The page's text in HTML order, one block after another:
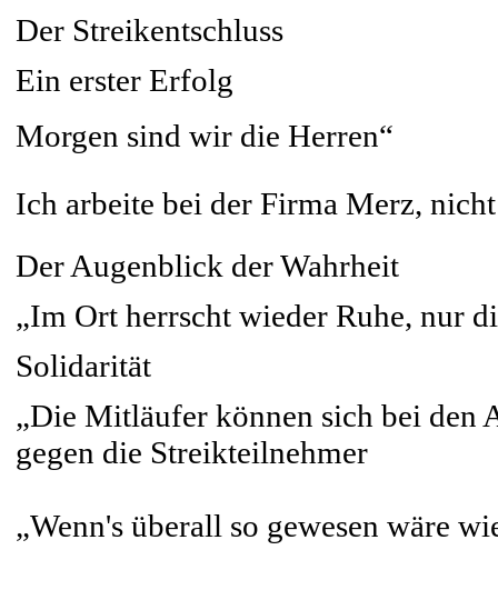
Der Streikentschluss
Ein erster Erfolg
Morgen sind wir die Herren“
Ich arbeite bei der Firma Merz,
Der Augenblick der Wahrheit
„Im Ort herrscht wieder Ruhe, nur
Solidarität
„Die Mitläufer können sich bei den
gegen die Streikteilnehmer
„Wenn's überall so gewesen wäre